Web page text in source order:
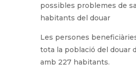
possibles problemes de
habitants del douar
Les persones
tota la població del douar
amb 227 habitants.